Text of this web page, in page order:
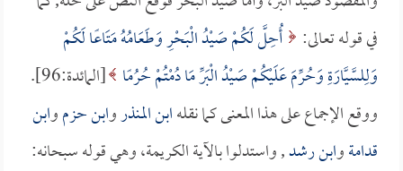
في قوله تعالى: أُحِلَّ لَكُمْ صَيْدُ الْبَحْرِ وَطَعَامُهُ مَتَاعًا لَكُمْ
وَلِلسَّيَّارَةِ وَحُرِّمَ عَلَيْكُمْ صَيْدُ الْبَرِّ مَا دُمْتُمْ حُرُمًا
[المائدة:96].
ووقع الإجماع على هذا المعنى كما نقلهابن المنذروابن حزموابن
قدامةوابن رشد, واستدلوا بالآية الكريمة، وهي قوله سبحانه: